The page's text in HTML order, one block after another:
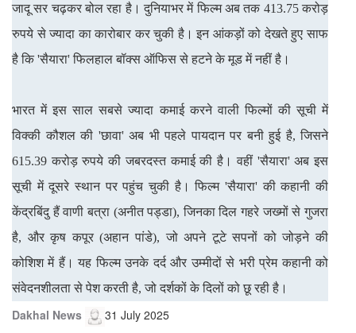
जादू सर चढ़कर बोल रहा है। दुनियाभर में फिल्म अब तक 413.75 करोड़
रुपये से ज्यादा का कारोबार कर चुकी है। इन आंकड़ों को देखते हुए साफ
है कि 'सैयारा' फिलहाल बॉक्स ऑफिस से हटने के मूड में नहीं है।
भारत में इस साल सबसे ज्यादा कमाई करने वाली फिल्मों की सूची में
विक्की कौशल की 'छावा' अब भी पहले पायदान पर बनी हुई है, जिसने
615.39 करोड़ रुपये की जबरदस्त कमाई की है। वहीं 'सैयारा' अब इस
सूची में दूसरे स्थान पर पहुंच चुकी है। फिल्म 'सैयारा' की कहानी की
केंद्रबिंदु हैं वाणी बत्रा (अनीत पड्डा), जिनका दिल गहरे जख्मों से गुजरा
है, और कृष कपूर (अहान पांडे), जो अपने टूटे सपनों को जोड़ने की
कोशिश में हैं। यह फिल्म उनके दर्द और उम्मीदों से भरी प्रेम कहानी को
संवेदनशीलता से पेश करती है, जो दर्शकों के दिलों को छू रही है।
Dakhal News 31 July 2025